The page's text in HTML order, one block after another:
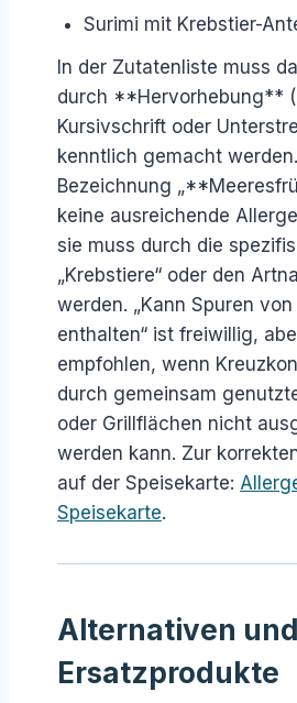
Surimi mit Krebstier-
In der Zutatenliste muss
durch **Hervorhebung**
Kursivschrift oder
kenntlich gemacht
Bezeichnung
keine ausreichende
sie muss durch die
„Krebstiere“ oder den
werden. „Kann Spuren
enthalten“ ist freiwillig,
empfohlen, wenn
durch gemeinsam
oder Grillflächen nicht
werden kann. Zur
auf der Speisekarte:
Speisekarte.
Alternativen und
Ersatzprodukte